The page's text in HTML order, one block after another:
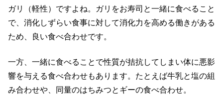
ガリ（軽性）ですよね。ガリをお寿司と一緒に食べること
で、消化しずらい食事に対して消化力を高める働きがある
ため、良い食べ合わせです。
一方、一緒に食べることで性質が拮抗してしまい体に悪影
響を与える食べ合わせもあります。たとえば牛乳と塩の組
み合わせや、同量のはちみつとギーの食べ合わせ。